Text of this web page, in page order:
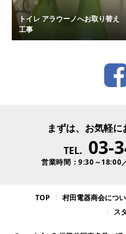
トイレ アラウーノへお取り替え
工事
まずは、お気軽
TEL. 03-
営業時間：9:30～18:00
TOP 村田電器商会につ
ス